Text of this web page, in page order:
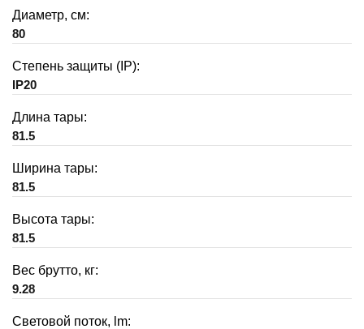
Диаметр, см:
80
Степень защиты (IP):
IP20
Длина тары:
81.5
Ширина тары:
81.5
Высота тары:
81.5
Вес брутто, кг:
9.28
Световой поток, lm: